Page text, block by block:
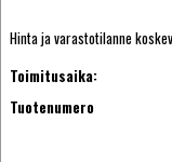
Hinta ja varastotilanne
Toimitusaika:
Tuotenumero